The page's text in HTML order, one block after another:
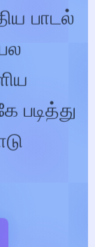
பாடல்